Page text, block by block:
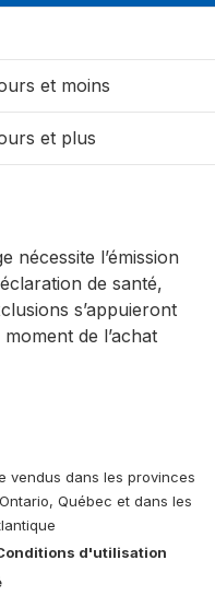
et moins
et plus
nécessite l’émission
de santé,
s’appuieront
de l’achat
vendus dans les provinces
Québec et dans les
d'utilisation